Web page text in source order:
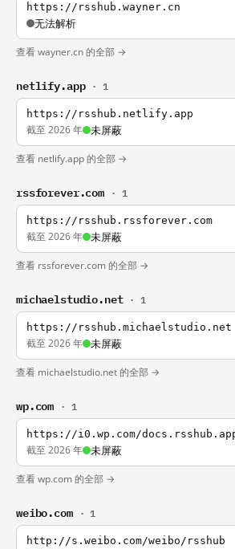
https://rsshub.wayner.cn
无法解析
查看 wayner.cn 的全部 →
netlify.app · 1
https://rsshub.netlify.app
截至 2026 年 未屏蔽
查看 netlify.app 的全部 →
rssforever.com · 1
https://rsshub.rssforever.com
截至 2026 年 未屏蔽
查看 rssforever.com 的全部 →
michaelstudio.net · 1
https://rsshub.michaelstudio.net
截至 2026 年 未屏蔽
查看 michaelstudio.net 的全部 →
wp.com · 1
https://i0.wp.com/
截至 2026 年 未屏蔽
查看 wp.com 的全部 →
weibo.com · 1
http://s.weibo.com/weibo/rsshub